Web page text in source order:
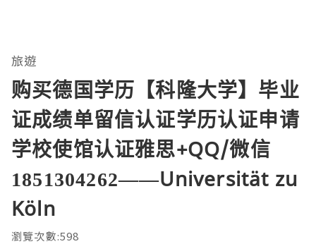
旅遊
购买德国学历【科隆大学】毕业
证成绩单留信认证学历认证申请
学校使馆认证雅思+QQ/微信
1851304262——Universität zu
Köln
瀏覽次數:598